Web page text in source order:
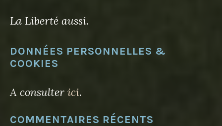
La Liberté aussi.
DONNÉES PERSONNELLES &
COOKIES
A consulter ici.
COMMENTAIRES RÉCENTS